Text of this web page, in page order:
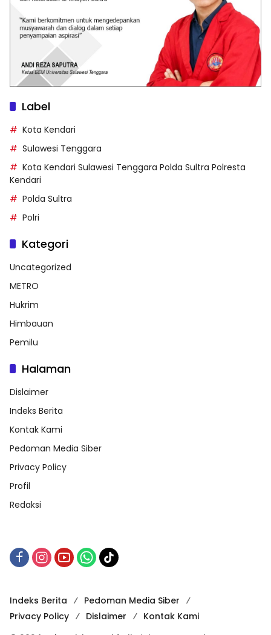
Label
Kota Kendari
Sulawesi Tenggara
Kota Kendari Sulawesi Tenggara Polda Sultra Polresta
Kendari
Polda Sultra
Polri
Kategori
Uncategorized
METRO
Hukrim
Himbauan
Pemilu
Halaman
Dislaimer
Indeks Berita
Kontak Kami
Pedoman Media Siber
Privacy Policy
Profil
Redaksi
Indeks Berita
Pedoman Media Siber
Privacy Policy
Dislaimer
Kontak Kami